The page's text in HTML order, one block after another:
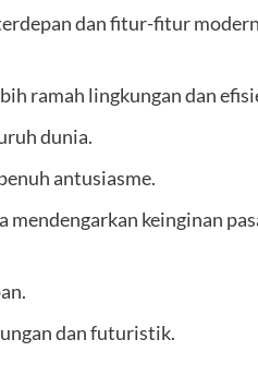
dan fitur-fitur
ramah lingkungan dan
dunia.
antusiasme.
keinginan
dan futuristik.